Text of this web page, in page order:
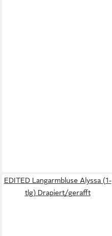
EDITED Langarmbluse Alyssa (1-
tlg) Drapiert/gerafft